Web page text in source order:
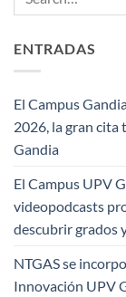
ENTRADAS
El Campus
2026, la gran cita
Gandia
El Campus UPV
videopodcasts
descubrir grados
NTGAS se
Innovación UPV